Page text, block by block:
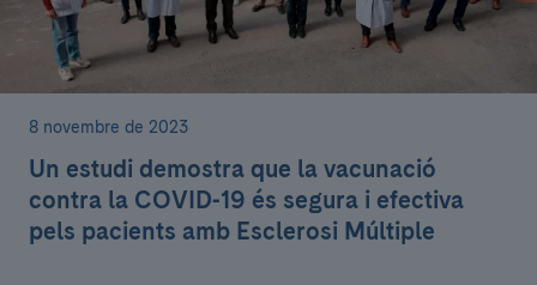
8 novembre de 2023
Un estudi demostra que la vacunació
contra la COVID-19 és segura i efectiva
pels pacients amb Esclerosi Múltiple